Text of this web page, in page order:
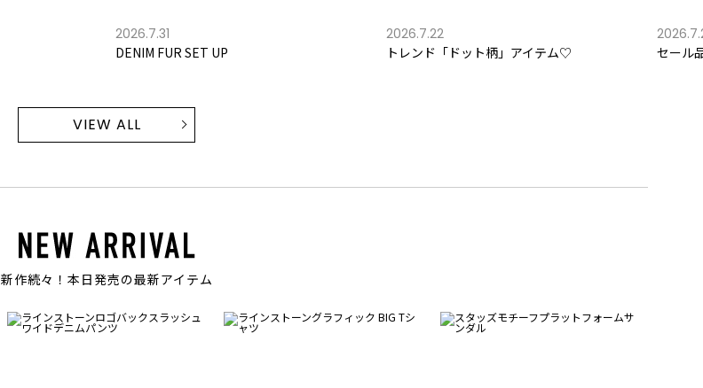
2026.7.31
DENIM FUR SET UP
2026.7.22
トレンド「ドット柄」アイテム♡
セール
VIEW ALL
新作続々！本日発売の最新アイテム